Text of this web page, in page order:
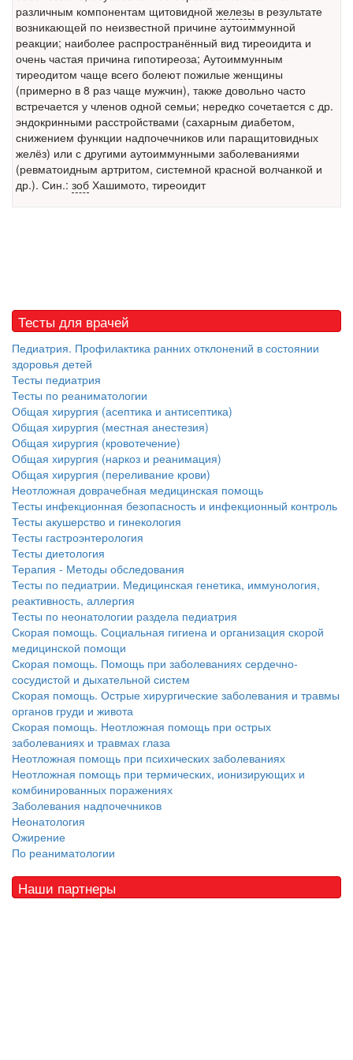
Местная анестезия развивает кардиотоксичность
Федеральная служба по
надзору в сфере
здравоохранения озвучила
тревожную статистику. Она
касаются увеличения риска
острой кардиотоксичности и
роста сопутствующих
осложнений от...
заключается в
родителей в
больничной палате
бесплатно, в течении всего срока лечения...
различным компонентам щитовидной железы в результате
возникающей по неизвестной причине аутоиммунной
реакции; наиболее распространённый вид тиреоидита и
очень частая причина гипотиреоза; Аутоиммунным
тиреодитом чаще всего болеют пожилые женщины
(примерно в 8 раз чаще мужчин), также довольно часто
встречается у членов одной семьи; нередко сочетается с др.
эндокринными расстройствами (сахарным диабетом,
снижением функции надпочечников или паращитовидных
желёз) или с другими аутоиммунными заболеваниями
(ревматоидным артритом, системной красной волчанкой и
др.). Син.: зоб Хашимото, тиреоидит
Тесты для врачей
Педиатрия. Профилактика ранних отклонений в состоянии
здоровья детей
Тесты педиатрия
Тесты по реаниматологии
Общая хирургия (асептика и антисептика)
Общая хирургия (местная анестезия)
Общая хирургия (кровотечение)
Общая хирургия (наркоз и реанимация)
Общая хирургия (переливание крови)
Неотложная доврачебная медицинская помощь
Тесты инфекционная безопасность и инфекционный контроль
Тесты акушерство и гинекология
Тесты гастроэнтерология
Тесты диетология
Терапия - Методы обследования
Тесты по педиатрии. Медицинская генетика, иммунология,
реактивность, аллергия
Тесты по неонатологии раздела педиатрия
Скорая помощь. Социальная гигиена и организация скорой
медицинской помощи
Скорая помощь. Помощь при заболеваниях сердечно-
сосудистой и дыхательной систем
Скорая помощь. Острые хирургические заболевания и травмы
органов груди и живота
Скорая помощь. Неотложная помощь при острых
заболеваниях и травмах глаза
Неотложная помощь при психических заболеваниях
Неотложная помощь при термических, ионизирующих и
комбинированных поражениях
Заболевания надпочечников
Неонатология
Ожирение
По реаниматологии
Наши партнеры